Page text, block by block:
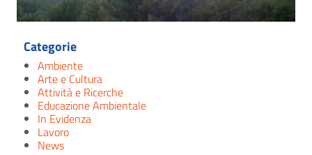
Categorie
Ambiente
Arte e Cultura
Attività e Ricerche
Educazione Ambientale
In Evidenza
Lavoro
News